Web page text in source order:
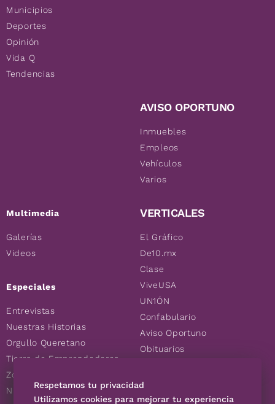
Municipios
Deportes
Opinión
Vida Q
Tendencias
Multimedia
Galerías
Videos
Especiales
Entrevistas
Nuestras Historias
Orgullo Queretano
Tierra de Emprendedores
Zoociales
Nuevos Queretanos
AVISO OPORTUNO
Inmuebles
Empleos
Vehículos
Varios
VERTICALES
El Gráfico
De10.mx
Clase
ViveUSA
UN1ÓN
Confabulario
Aviso Oportuno
Obituarios
Consultas
Respetamos tu privacidad
Utilizamos cookies para mejorar tu experiencia